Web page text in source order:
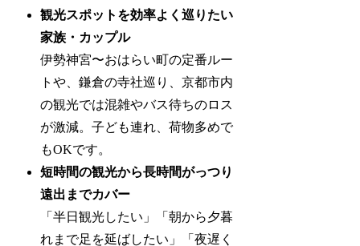
観光スポットを効率よく巡りたい
家族・カップル
伊勢神宮〜おはらい町の定番ルー
トや、鎌倉の寺社巡り、京都市内
の観光では混雑やバス待ちのロス
が激減。子ども連れ、荷物多めで
もOKです。
短時間の観光から長時間がっつり
遠出までカバー
「半日観光したい」「朝から夕暮
れまで足を延ばしたい」「夜遅く